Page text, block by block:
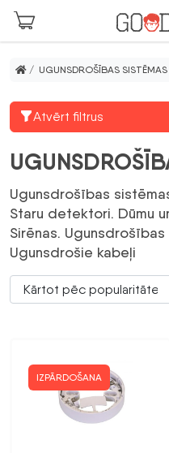
Skip to main content
/ UGUNSDROŠĪBAS SISTĒMAS
Atvērt filtrus
Ugunsdrošības
Staru detektori. Dūmu
Sirēnas.
Ugunsdrošie kabeļi
IZPĀRDOŠANA